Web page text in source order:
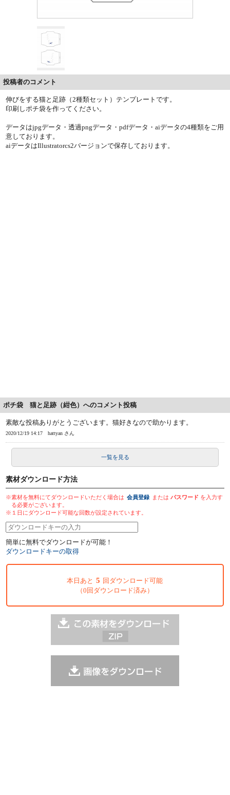
投稿者のコメント
伸びをする猫と足跡（2種類セット）テンプレートです。
印刷しポチ袋を作ってください。
データはjpgデータ・透過pngデータ・pdfデータ・aiデータの4種類をご用
意しております。
aiデータはIllustratorcs2バージョンで保存しております。
ポチ袋 猫と足跡（紺色）へのコメント投稿
素敵な投稿ありがとうございます。猫好きなので助かります。
2020/12/19 14:17 hattyan さん
一覧を見る
素材ダウンロード方法
※素材を無料にてダウンロードいただく場合は 会員登録 またはパスワード を入力す
る必要がございます。
※１日にダウンロード可能な回数が設定されています。
簡単に無料でダウンロードが可能！
ダウンロードキーの取得
本日あと 5 回ダウンロード可能
（0回ダウンロード済み）